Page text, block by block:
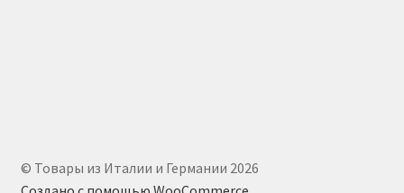
© Товары из Италии и Германии 2026